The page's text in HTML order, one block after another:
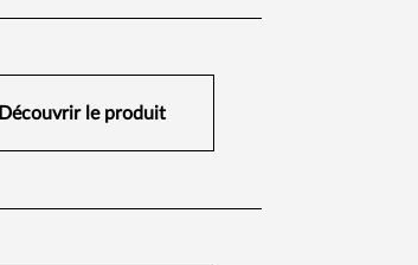
Découvrir le produit​